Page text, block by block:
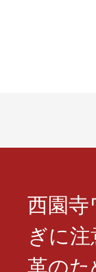
西園寺
ぎに
革のた